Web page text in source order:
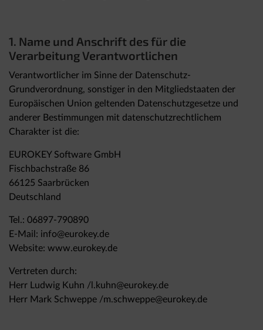
1. Name und Anschrift des für die
Verarbeitung Verantwortlichen
Verantwortlicher im Sinne der Datenschutz-
Grundverordnung, sonstiger in den Mitgliedstaaten der
Europäischen Union geltenden Datenschutzgesetze und
anderer Bestimmungen mit datenschutzrechtlichem
Charakter ist die:
EUROKEY Software GmbH
Fischbachstraße 86
66125 Saarbrücken
Deutschland
Tel.: 06897-790890
E-Mail: info@eurokey.de
Website: www.eurokey.de
Vertreten durch:
Herr Ludwig Kuhn /l.kuhn@eurokey.de
Herr Mark Schweppe /m.schweppe@eurokey.de